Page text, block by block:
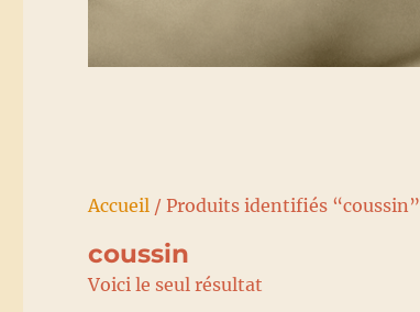
Accueil / Produits identifiés “coussin”
coussin
Voici le seul résultat